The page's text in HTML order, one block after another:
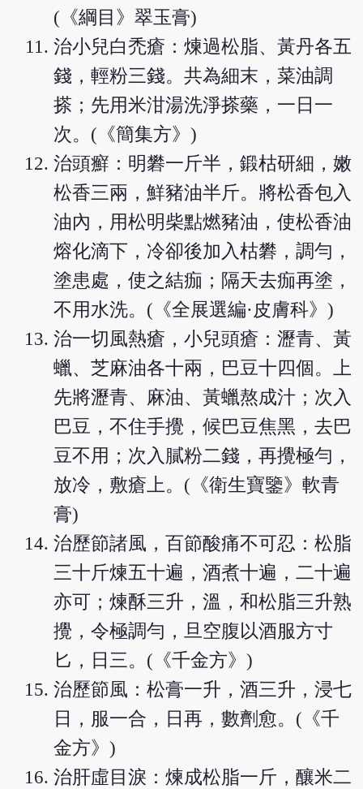
(《綱目》翠玉膏)
治小兒白禿瘡：煉過松脂、黃丹各五
錢，輕粉三錢。共為細末，菜油調
搽；先用米泔湯洗淨搽藥，一日一
次。(《簡集方》)
治頭癬：明礬一斤半，鍛枯研細，嫩
松香三兩，鮮豬油半斤。將松香包入
油內，用松明柴點燃豬油，使松香油
熔化滴下，冷卻後加入枯礬，調勻，
塗患處，使之結痂；隔天去痂再塗，
不用水洗。(《全展選編·皮膚科》)
治一切風熱瘡，小兒頭瘡：瀝青、黃
蠟、芝麻油各十兩，巴豆十四個。上
先將瀝青、麻油、黃蠟熬成汁；次入
巴豆，不住手攪，候巴豆焦黑，去巴
豆不用；次入膩粉二錢，再攪極勻，
放冷，敷瘡上。(《衛生寶鑒》軟青
膏)
治歷節諸風，百節酸痛不可忍：松脂
三十斤煉五十遍，酒煮十遍，二十遍
亦可；煉酥三升，溫，和松脂三升熟
攪，令極調勻，旦空腹以酒服方寸
匕，日三。(《千金方》)
治歷節風：松膏一升，酒三升，浸七
日，服一合，日再，數劑愈。(《千
金方》)
治肝虛目淚：煉成松脂一斤，釀米二